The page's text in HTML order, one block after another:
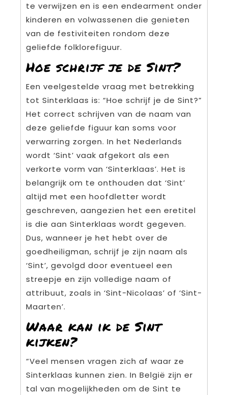
te verwijzen en is een endearment onder
kinderen en volwassenen die genieten
van de festiviteiten rondom deze
geliefde folklorefiguur.
Hoe schrijf je de Sint?
Een veelgestelde vraag met betrekking
tot Sinterklaas is: “Hoe schrijf je de Sint?”
Het correct schrijven van de naam van
deze geliefde figuur kan soms voor
verwarring zorgen. In het Nederlands
wordt ‘Sint’ vaak afgekort als een
verkorte vorm van ‘Sinterklaas’. Het is
belangrijk om te onthouden dat ‘Sint’
altijd met een hoofdletter wordt
geschreven, aangezien het een eretitel
is die aan Sinterklaas wordt gegeven.
Dus, wanneer je het hebt over de
goedheiligman, schrijf je zijn naam als
‘Sint’, gevolgd door eventueel een
streepje en zijn volledige naam of
attribuut, zoals in ‘Sint-Nicolaas’ of ‘Sint-
Maarten’.
Waar kan ik de Sint
kijken?
“Veel mensen vragen zich af waar ze
Sinterklaas kunnen zien. In België zijn er
tal van mogelijkheden om de Sint te